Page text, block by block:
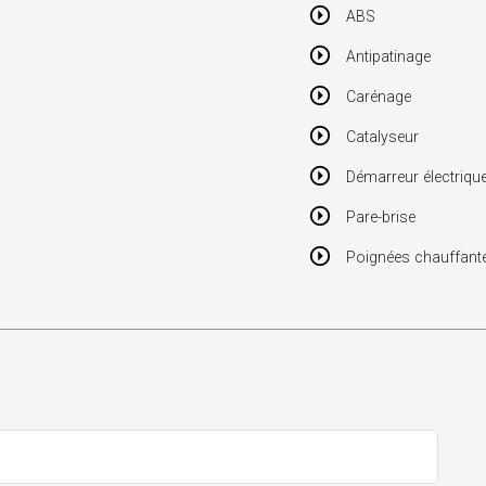
ABS
Antipatinage
Carénage
Catalyseur
Démarreur
Pare-brise
Poignées